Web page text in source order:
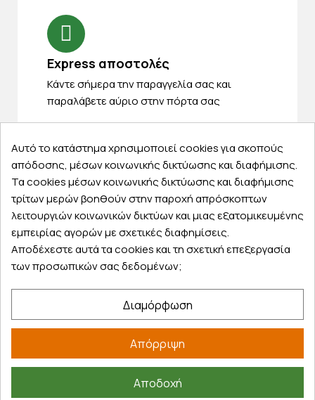
Express αποστολές
Κάντε σήμερα την παραγγελία σας και
παραλάβετε αύριο στην πόρτα σας
Εξυπηρέτηση πελατών
Λογαριασμός
Τα αγαπημένα μου
Τρόποι παραγγελίας
Τρόποι πληρωμής
Έξοδα αποστολής
Επιστροφές προϊοντων
Εξέλιξη παραγγελίας
Πληροφορίες
Αυτό το κατάστημα χρησιμοποιεί cookies για σκοπούς
απόδοσης, μέσων κοινωνικής δικτύωσης και διαφήμισης.
Τα cookies μέσων κοινωνικής δικτύωσης και διαφήμισης
τρίτων μερών βοηθούν στην παροχή απρόσκοπτων
λειτουργιών κοινωνικών δικτύων και μιας εξατομικευμένης
εμπειρίας αγορών με σχετικές διαφημίσεις.
Αποδέχεστε αυτά τα cookies και τη σχετική επεξεργασία
των προσωπικών σας δεδομένων;
Διαμόρφωση
Απόρριψη
Αποδοχή